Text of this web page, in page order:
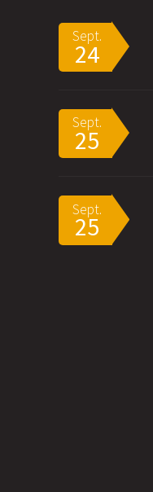
Sept.
24
Sept.
25
Sept.
25